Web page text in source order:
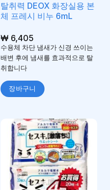
탈취력 DEOX 화장실용 본
체 프레시 비누 6mL
₩6,405
수용체 차단 냄새가 신경 쓰이는
배변 후에 냄새를 효과적으로 탈
취합니다
장바구니